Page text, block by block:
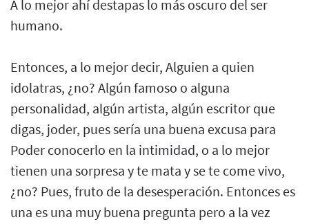
A lo mejor ahí destapas lo más oscuro del ser
humano.
Entonces, a lo mejor decir, Alguien a quien
idolatras, ¿no? Algún famoso o alguna
personalidad, algún artista, algún escritor que
digas, joder, pues sería una buena excusa para
Poder conocerlo en la intimidad, o a lo mejor
tienen una sorpresa y te mata y se te come vivo,
¿no? Pues, fruto de la desesperación. Entonces es
una es una muy buena pregunta pero a la vez